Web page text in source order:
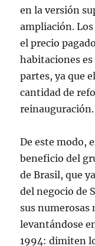
en la versión
ampliación.
el precio
habitaciones
partes, ya que
cantidad de
reinauguración.
De este modo,
beneficio del
de Brasil, que
del negocio de
sus numerosas
levantándose
1994: dimiten